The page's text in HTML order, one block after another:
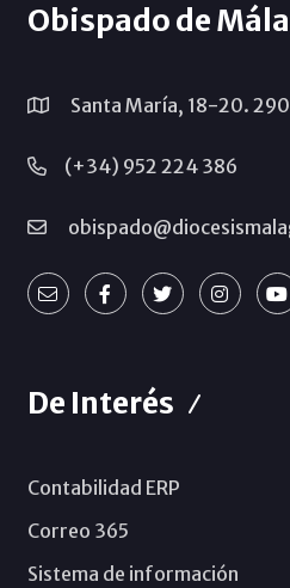
Obispado de
Santa María, 18-20.
(+34) 952 224 386
De Interés
Contabilidad ERP
Correo 365
Sistema de información